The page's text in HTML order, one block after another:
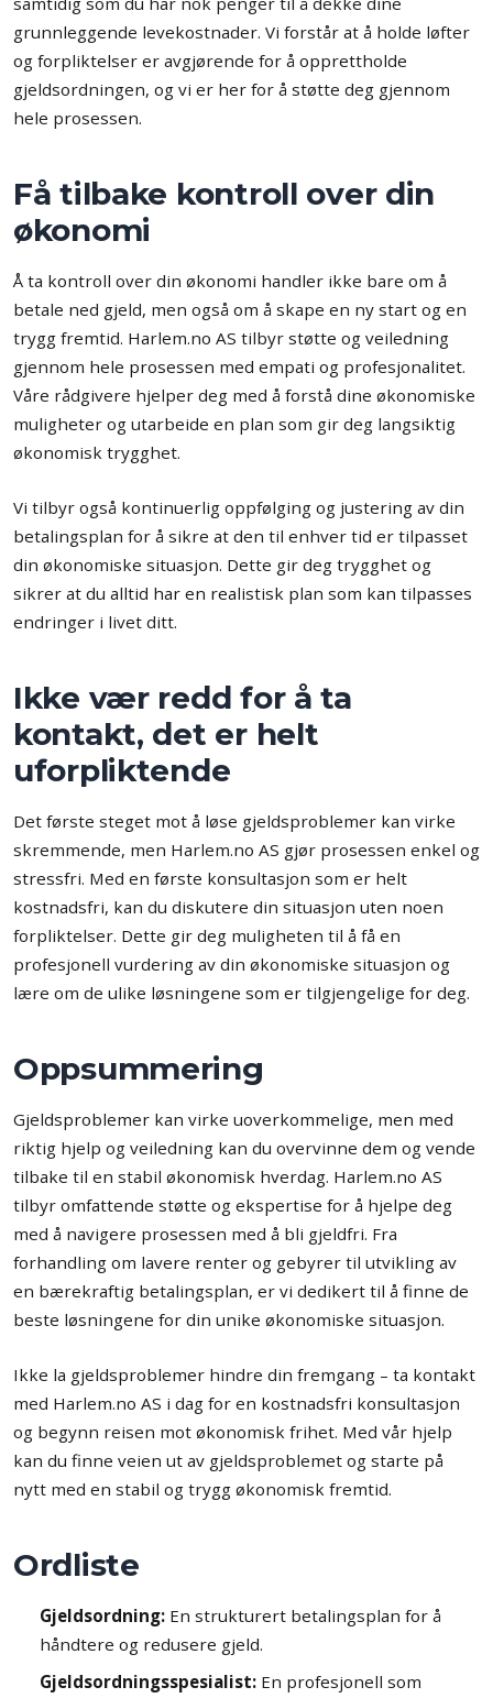
grunnleggende levekostnader. Vi forstår at å holde løfter
og forpliktelser er avgjørende for å opprettholde
gjeldsordningen, og vi er her for å støtte deg gjennom
hele prosessen.
Få tilbake kontroll over din
økonomi
Å ta kontroll over din økonomi handler ikke bare om å
betale ned gjeld, men også om å skape en ny start og en
trygg fremtid. Harlem.no AS tilbyr støtte og veiledning
gjennom hele prosessen med empati og profesjonalitet.
Våre rådgivere hjelper deg med å forstå dine økonomiske
muligheter og utarbeide en plan som gir deg langsiktig
økonomisk trygghet.
Vi tilbyr også kontinuerlig oppfølging og justering av din
betalingsplan for å sikre at den til enhver tid er tilpasset
din økonomiske situasjon. Dette gir deg trygghet og
sikrer at du alltid har en realistisk plan som kan tilpasses
endringer i livet ditt.
Ikke vær redd for å ta
kontakt, det er helt
uforpliktende
Det første steget mot å løse gjeldsproblemer kan virke
skremmende, men Harlem.no AS gjør prosessen enkel og
stressfri. Med en første konsultasjon som er helt
kostnadsfri, kan du diskutere din situasjon uten noen
forpliktelser. Dette gir deg muligheten til å få en
profesjonell vurdering av din økonomiske situasjon og
lære om de ulike løsningene som er tilgjengelige for deg.
Oppsummering
Gjeldsproblemer kan virke uoverkommelige, men med
riktig hjelp og veiledning kan du overvinne dem og vende
tilbake til en stabil økonomisk hverdag. Harlem.no AS
tilbyr omfattende støtte og ekspertise for å hjelpe deg
med å navigere prosessen med å bli gjeldfri. Fra
forhandling om lavere renter og gebyrer til utvikling av
en bærekraftig betalingsplan, er vi dedikert til å finne de
beste løsningene for din unike økonomiske situasjon.
Ikke la gjeldsproblemer hindre din fremgang – ta kontakt
med Harlem.no AS i dag for en kostnadsfri konsultasjon
og begynn reisen mot økonomisk frihet. Med vår hjelp
kan du finne veien ut av gjeldsproblemet og starte på
nytt med en stabil og trygg økonomisk fremtid.
Ordliste
Gjeldsordning: En strukturert betalingsplan for å
håndtere og redusere gjeld.
Gjeldsordningsspesialist: En profesjonell som